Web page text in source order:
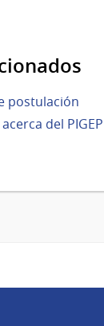
postulación
del